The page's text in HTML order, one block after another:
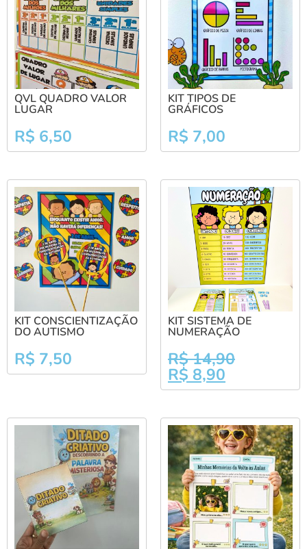
QVL QUADRO VALOR
LUGAR
R$ 6,50
KIT TIPOS DE
GRÁFICOS
R$ 7,00
KIT CONSCIENTIZAÇÃO
DO AUTISMO
R$ 7,50
KIT SISTEMA DE
NUMERAÇÃO
R$14,90
R$ 8,90